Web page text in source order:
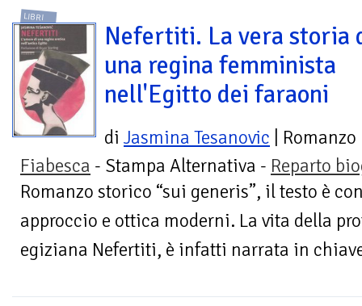
LIBRI
Nefertiti. La vera storia
una regina femminista
nell'Egitto dei faraoni
di Jasmina Tesanovic | Romanzo
Fiabesca - Stampa Alternativa - Reparto
Romanzo storico “sui generis”, il testo è
approccio e ottica moderni. La vita della
egiziana Nefertiti, è infatti narrata in